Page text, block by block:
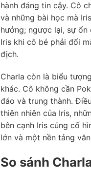
hành đáng tin cậy. Cô
và những bài học mà
hưởng; ngược lại, sự
Iris khi cô bé phải đối
địch.
Charla còn là biểu
khác. Cô không cần
đáo và trung thành.
thiên nhiên của Iris,
bên cạnh Iris củng cố
lớn và một nền tảng
So sánh